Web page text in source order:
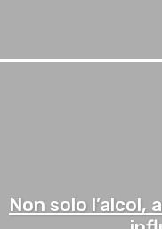
Non solo l’alcol,